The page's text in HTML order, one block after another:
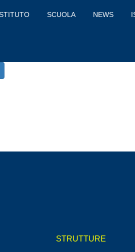
SCUOLA NEWS
STRUTTURE